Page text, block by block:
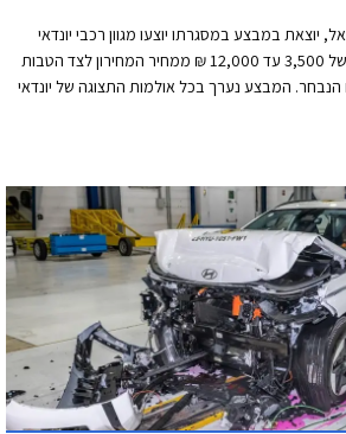
יוצאת במבצע במסגרתו יוצעו מגוון רכבי יונדאי
היברידיים וחשמליים בהנחות של 3,500 עד 12,000 ₪ ממחיר המחירון לצד הטבות
המבצע נערך בכל אולמות התצוגה של יונדאי